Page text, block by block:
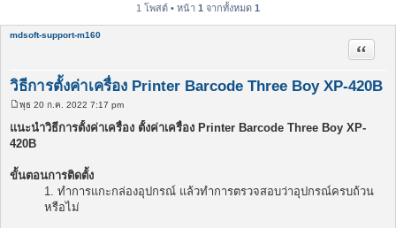
1 โพสต์ • หน้า 1 จากทั้งหมด 1
mdsoft-support-m160
วิธีการตั้งค่าเครื่อง Printer Barcode Three Boy XP-420B
อ้างคำ
โ
พ
ส
ต์
พุธ 20 ก.ค. 2022 7:17 pm
แนะนำวิธีการตั้งค่าเครื่อง ตั้งค่าเครื่อง Printer Barcode Three Boy XP-
420B
ขั้นตอนการติดตั้ง
1. ทำการแกะกล่องอุปกรณ์ แล้วทำการตรวจสอบว่าอุปกรณ์ครบถ้วน
หรือไม่